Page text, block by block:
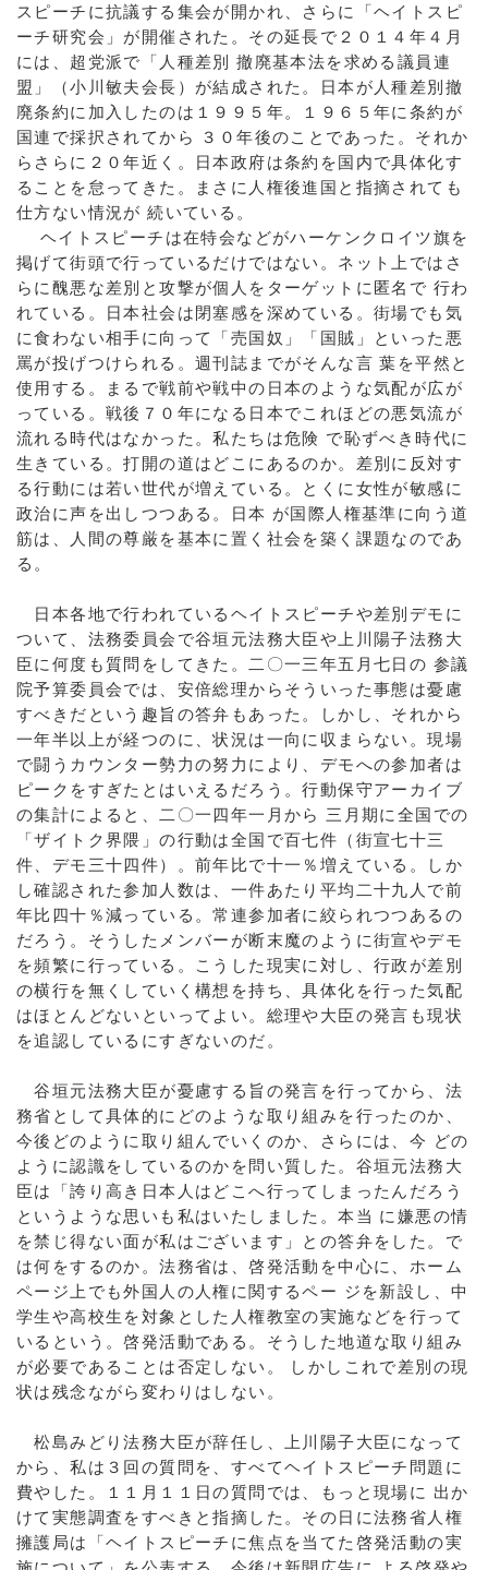
スピーチに抗議する集会が開かれ、さらに「ヘイトスピ
ーチ研究会」が開催された。その延長で２０１４年４月
には、超党派で「人種差別 撤廃基本法を求める議員連
盟」（小川敏夫会長）が結成された。日本が人種差別撤
廃条約に加入したのは１９９５年。１９６５年に条約が
国連で採択されてから ３０年後のことであった。それか
らさらに２０年近く。日本政府は条約を国内で具体化す
ることを怠ってきた。まさに人権後進国と指摘されても
仕方ない情況が 続いている。
ヘイトスピーチは在特会などがハーケンクロイツ旗を
掲げて街頭で行っているだけではない。ネット上ではさ
らに醜悪な差別と攻撃が個人をターゲットに匿名で 行わ
れている。日本社会は閉塞感を深めている。街場でも気
に食わない相手に向って「売国奴」「国賊」といった悪
罵が投げつけられる。週刊誌までがそんな言 葉を平然と
使用する。まるで戦前や戦中の日本のような気配が広が
っている。戦後７０年になる日本でこれほどの悪気流が
流れる時代はなかった。私たちは危険 で恥ずべき時代に
生きている。打開の道はどこにあるのか。差別に反対す
る行動には若い世代が増えている。とくに女性が敏感に
政治に声を出しつつある。日本 が国際人権基準に向う道
筋は、人間の尊厳を基本に置く社会を築く課題なのであ
る。
日本各地で行われているヘイトスピーチや差別デモに
ついて、法務委員会で谷垣元法務大臣や上川陽子法務大
臣に何度も質問をしてきた。二〇一三年五月七日の 参議
院予算委員会では、安倍総理からそういった事態は憂慮
すべきだという趣旨の答弁もあった。しかし、それから
一年半以上が経つのに、状況は一向に収まらない。現場
で闘うカウンター勢力の努力により、デモへの参加者は
ピークをすぎたとはいえるだろう。行動保守アーカイブ
の集計によると、二〇一四年一月から 三月期に全国での
「ザイトク界隈」の行動は全国で百七件（街宣七十三
件、デモ三十四件）。前年比で十一％増えている。しか
し確認された参加人数は、一件あたり平均二十九人で前
年比四十％減っている。常連参加者に絞られつつあるの
だろう。そうしたメンバーが断末魔のように街宣やデモ
を頻繁に行っている。こうした現実に対し、行政が差別
の横行を無くしていく構想を持ち、具体化を行った気配
はほとんどないといってよい。総理や大臣の発言も現状
を追認しているにすぎないのだ。
谷垣元法務大臣が憂慮する旨の発言を行ってから、法
務省として具体的にどのような取り組みを行ったのか、
今後どのように取り組んでいくのか、さらには、今 どの
ように認識をしているのかを問い質した。谷垣元法務大
臣は「誇り高き日本人はどこへ行ってしまったんだろう
というような思いも私はいたしました。本当 に嫌悪の情
を禁じ得ない面が私はございます」との答弁をした。で
は何をするのか。法務省は、啓発活動を中心に、ホーム
ページ上でも外国人の人権に関するペー ジを新設し、中
学生や高校生を対象とした人権教室の実施などを行って
いるという。啓発活動である。そうした地道な取り組み
が必要であることは否定しない。 しかしこれで差別の現
状は残念ながら変わりはしない。
松島みどり法務大臣が辞任し、上川陽子大臣になって
から、私は３回の質問を、すべてヘイトスピーチ問題に
費やした。１１月１１日の質問では、もっと現場に 出か
けて実態調査をすべきと指摘した。その日に法務省人権
擁護局は「ヘイトスピーチに焦点を当てた啓発活動の実